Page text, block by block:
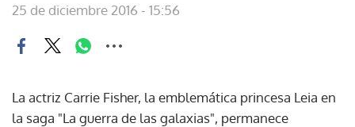
25 de diciembre 2016 - 15:56
La actriz Carrie Fisher, la emblemática princesa Leia en
la saga "La guerra de las galaxias", permanece